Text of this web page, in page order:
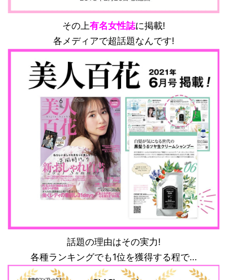
その上有名女性誌に掲載!
各メディアで超話題なんです!
話題の理由はその実力!
各種ランキングでも1位を獲得する程で…